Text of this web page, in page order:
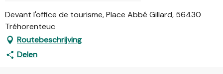
Devant l'office de tourisme, Place Abbé Gillard, 56430
Tréhorenteuc
Routebeschrijving
Delen